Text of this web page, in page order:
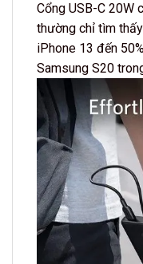
Cổng USB-C 20W
thường chỉ tìm
iPhone 13 đến
Samsung S20